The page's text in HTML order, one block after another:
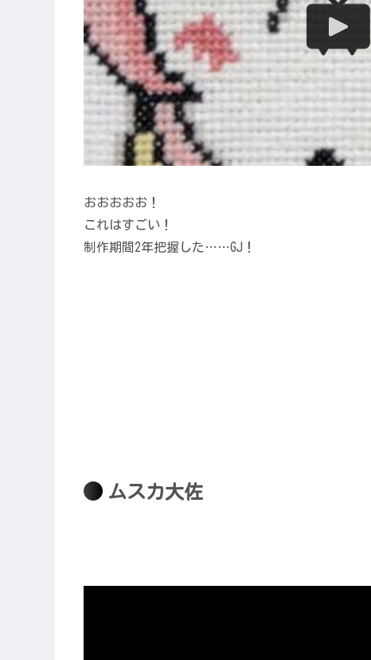
おおおおお！
これはすごい！
制作期間2年把握した……GJ！
ムスカ大佐